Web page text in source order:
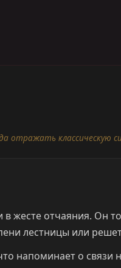
отражать классическую
в жесте отчаяния.
лестницы или
напоминает о